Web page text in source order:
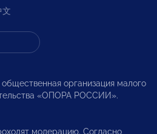
文
организация малого
«ОПОРА РОССИИ».
модерацию. Согласно